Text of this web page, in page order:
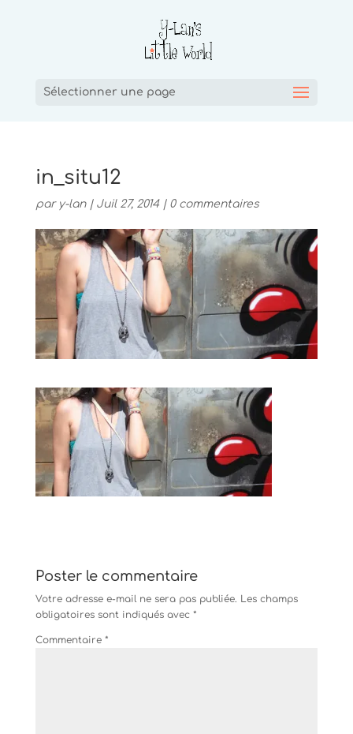
Sélectionner une page
in_situ12
par y-lan| Juil 27, 2014| 0 commentaires
Poster le commentaire
Votre adresse e-mail ne sera pas publiée. Les champs
obligatoires sont indiqués avec *
Commentaire *